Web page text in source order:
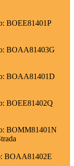
BOEE81401P
BOAA81403G
BOAA81401D
BOEE81402Q
BOMM81401N
BOAA81402E